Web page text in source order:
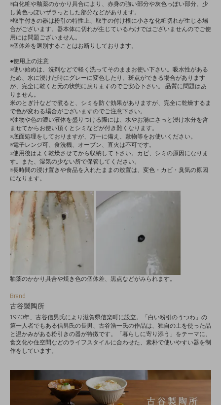
※白化粧や釉薬のかかり具合により、赤身の強い部分や灰色っぽい部分、少
し黄色っぽいザラっとした部分などがあります。
※取手付きの器は粉引の特性上、取手の付け根に小さな化粧切れが生じる場
合がございます。器本体に切れが生じているわけではございませんのでご使
用には問題ございません。
※個体差を選別することはお断りしております。
●使用上の注意
※使い始めは、洗剤などで軽く洗ってそのままお使い下さい。吸水性がある
ため、水に浸けた時にグレーに変色したり、斑点ができる場合があります
が、完全に乾くと元の状態に戻りますのでご安心下さい。 品質に問題はあ
りません。
米のとぎ汁などで煮ると、シミを防ぐ効果がありますが、完全に乾燥するま
で色が変わる場合がございますのでご注意下さい。
※油物や色の濃い液体を盛りつける際には、水やお湯にさっと浸け水分を含
ませてからお使い頂くとシミなどが付き難くなります。
※底面処理をしておりますが、万一に備え、敷物等をお使いください。
※電子レンジ可、食洗機、オーブン、直火は不可です。
※使用後はよく乾燥させてから収納して下さい。カビ、シミの原因になりま
す。また、湿気の少ない所で保管してください。
※長時間の浸け置きや食品を入れたままの放置は、変色・カビ・臭気の原因
になります。
釉薬のかかり具合や焼き色の個体差、黒点などがみられます。
Brand
古谷製陶所
1970年、古谷信男氏により滋賀県信楽町に設立。「白い粉引のうつわ」の
第一人者でもある信男氏の長男、古谷浩一氏の作品は、独自の土を使った品
と温かみがある粉引きの器が特徴です。「暮らしに寄り添う」をテーマに、
食文化や住空間などのライフスタイルに合わせた、素朴で使いやすい器を制
作をしています。